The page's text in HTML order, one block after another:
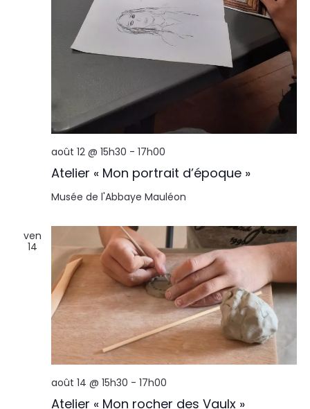
Atelier « Mon portrait d’époque »
août 12 @ 15h30 - 17h00
Musée de l'Abbaye Mauléon
ven
14
Atelier « Mon rocher des Vaulx »
août 14 @ 15h30 - 17h00